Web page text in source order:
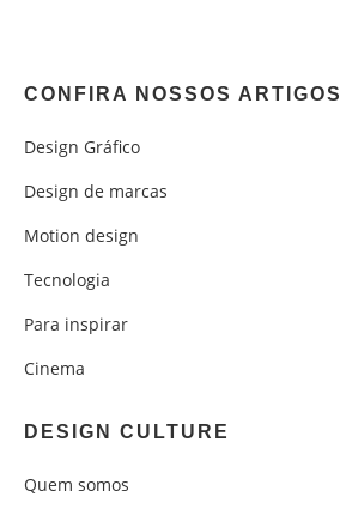
CONFIRA NOSSOS ARTIGOS
Design Gráfico
Design de marcas
Motion design
Tecnologia
Para inspirar
Cinema
DESIGN CULTURE
Quem somos